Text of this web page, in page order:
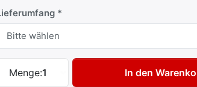
Menge:1
Autolack Spraydose für Fiat
In den